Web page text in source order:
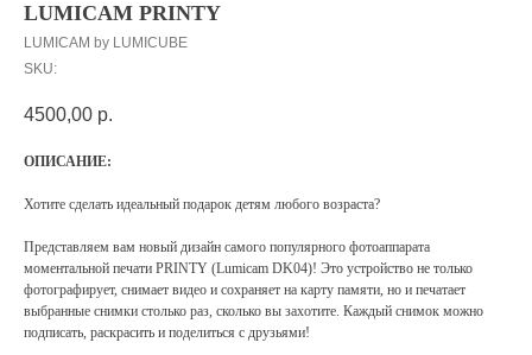
LUMICAM PRINTY
LUMICAM by LUMICUBE
SKU:
4500,00 р.
ОПИСАНИЕ:
Хотите сделать идеальный подарок детям любого возраста?
Представляем вам новый дизайн самого популярного фотоаппарата
моментальной печати PRINTY (Lumicam DK04)! Это устройство не только
фотографирует, снимает видео и сохраняет на карту памяти, но и печатает
выбранные снимки столько раз, сколько вы захотите. Каждый снимок можно
подписать, раскрасить и поделиться с друзьями!